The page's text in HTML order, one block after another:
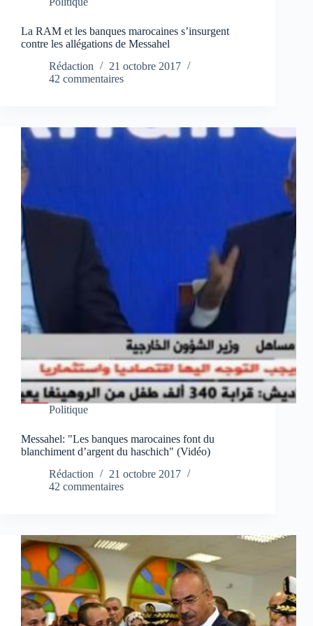
La RAM et les banques marocaines s’insurgent
contre les allégations de Messahel
Rédaction
21 octobre 2017
42 commentaires
Politique
Messahel: "Les banques marocaines font du
blanchiment d’argent du haschich" (Vidéo)
Rédaction
21 octobre 2017
42 commentaires